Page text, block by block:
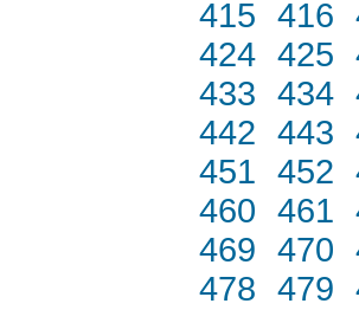
415 416
424 425
433 434
442 443
451 452
460 461
469 470
478 479